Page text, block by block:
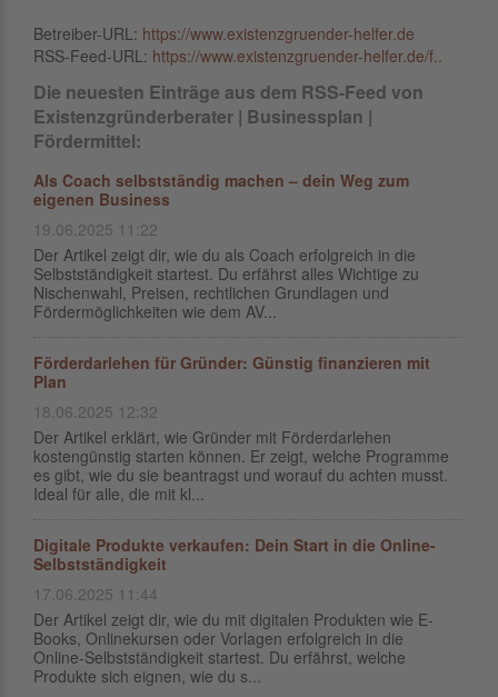
Betreiber-URL: https://www.existenzgruender-helfer.de
RSS-Feed-URL: https://www.existenzgruender-helfer.de/f..
Die neuesten Einträge aus dem RSS-Feed von
Existenzgründerberater | Businessplan |
Fördermittel:
Als Coach selbstständig machen – dein Weg zum
eigenen Business
19.06.2025 11:22
Der Artikel zeigt dir, wie du als Coach erfolgreich in die
Selbstständigkeit startest. Du erfährst alles Wichtige zu
Nischenwahl, Preisen, rechtlichen Grundlagen und
Fördermöglichkeiten wie dem AV...
Förderdarlehen für Gründer: Günstig finanzieren mit
Plan
18.06.2025 12:32
Der Artikel erklärt, wie Gründer mit Förderdarlehen
kostengünstig starten können. Er zeigt, welche Programme
es gibt, wie du sie beantragst und worauf du achten musst.
Ideal für alle, die mit kl...
Digitale Produkte verkaufen: Dein Start in die Online-
Selbstständigkeit
17.06.2025 11:44
Der Artikel zeigt dir, wie du mit digitalen Produkten wie E-
Books, Onlinekursen oder Vorlagen erfolgreich in die
Online-Selbstständigkeit startest. Du erfährst, welche
Produkte sich eignen, wie du s...